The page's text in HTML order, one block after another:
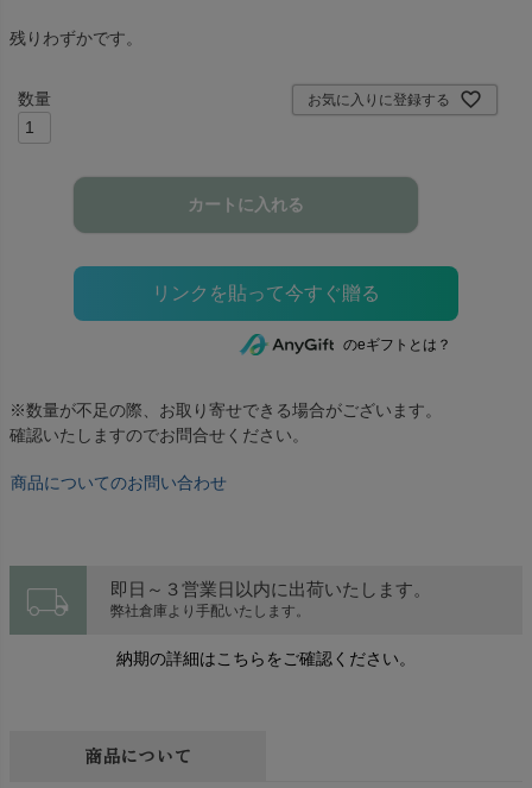
残りわずかです。
お気に入りに登録する
カートに入れる
のeギフトとは？
※数量が不足の際、お取り寄せできる場合がございます。
確認いたしますのでお問合せください。
商品についてのお問い合わせ
local_shipping 即日～３営業日以内に出荷いたします。
弊社倉庫より手配いたします。
納期の詳細はこちらをご確認ください。
商品について